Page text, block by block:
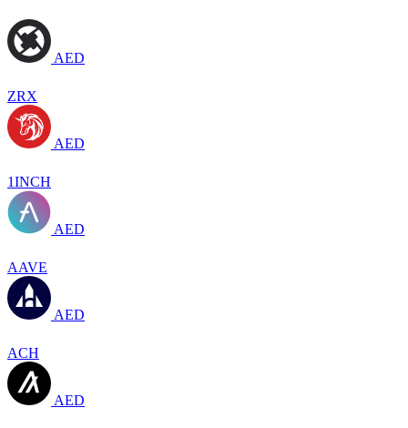
AED
ZRX
AED
1INCH
AED
AAVE
AED
ACH
AED